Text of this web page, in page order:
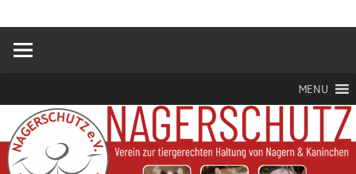
springen
Nagerschutz
für
MENU